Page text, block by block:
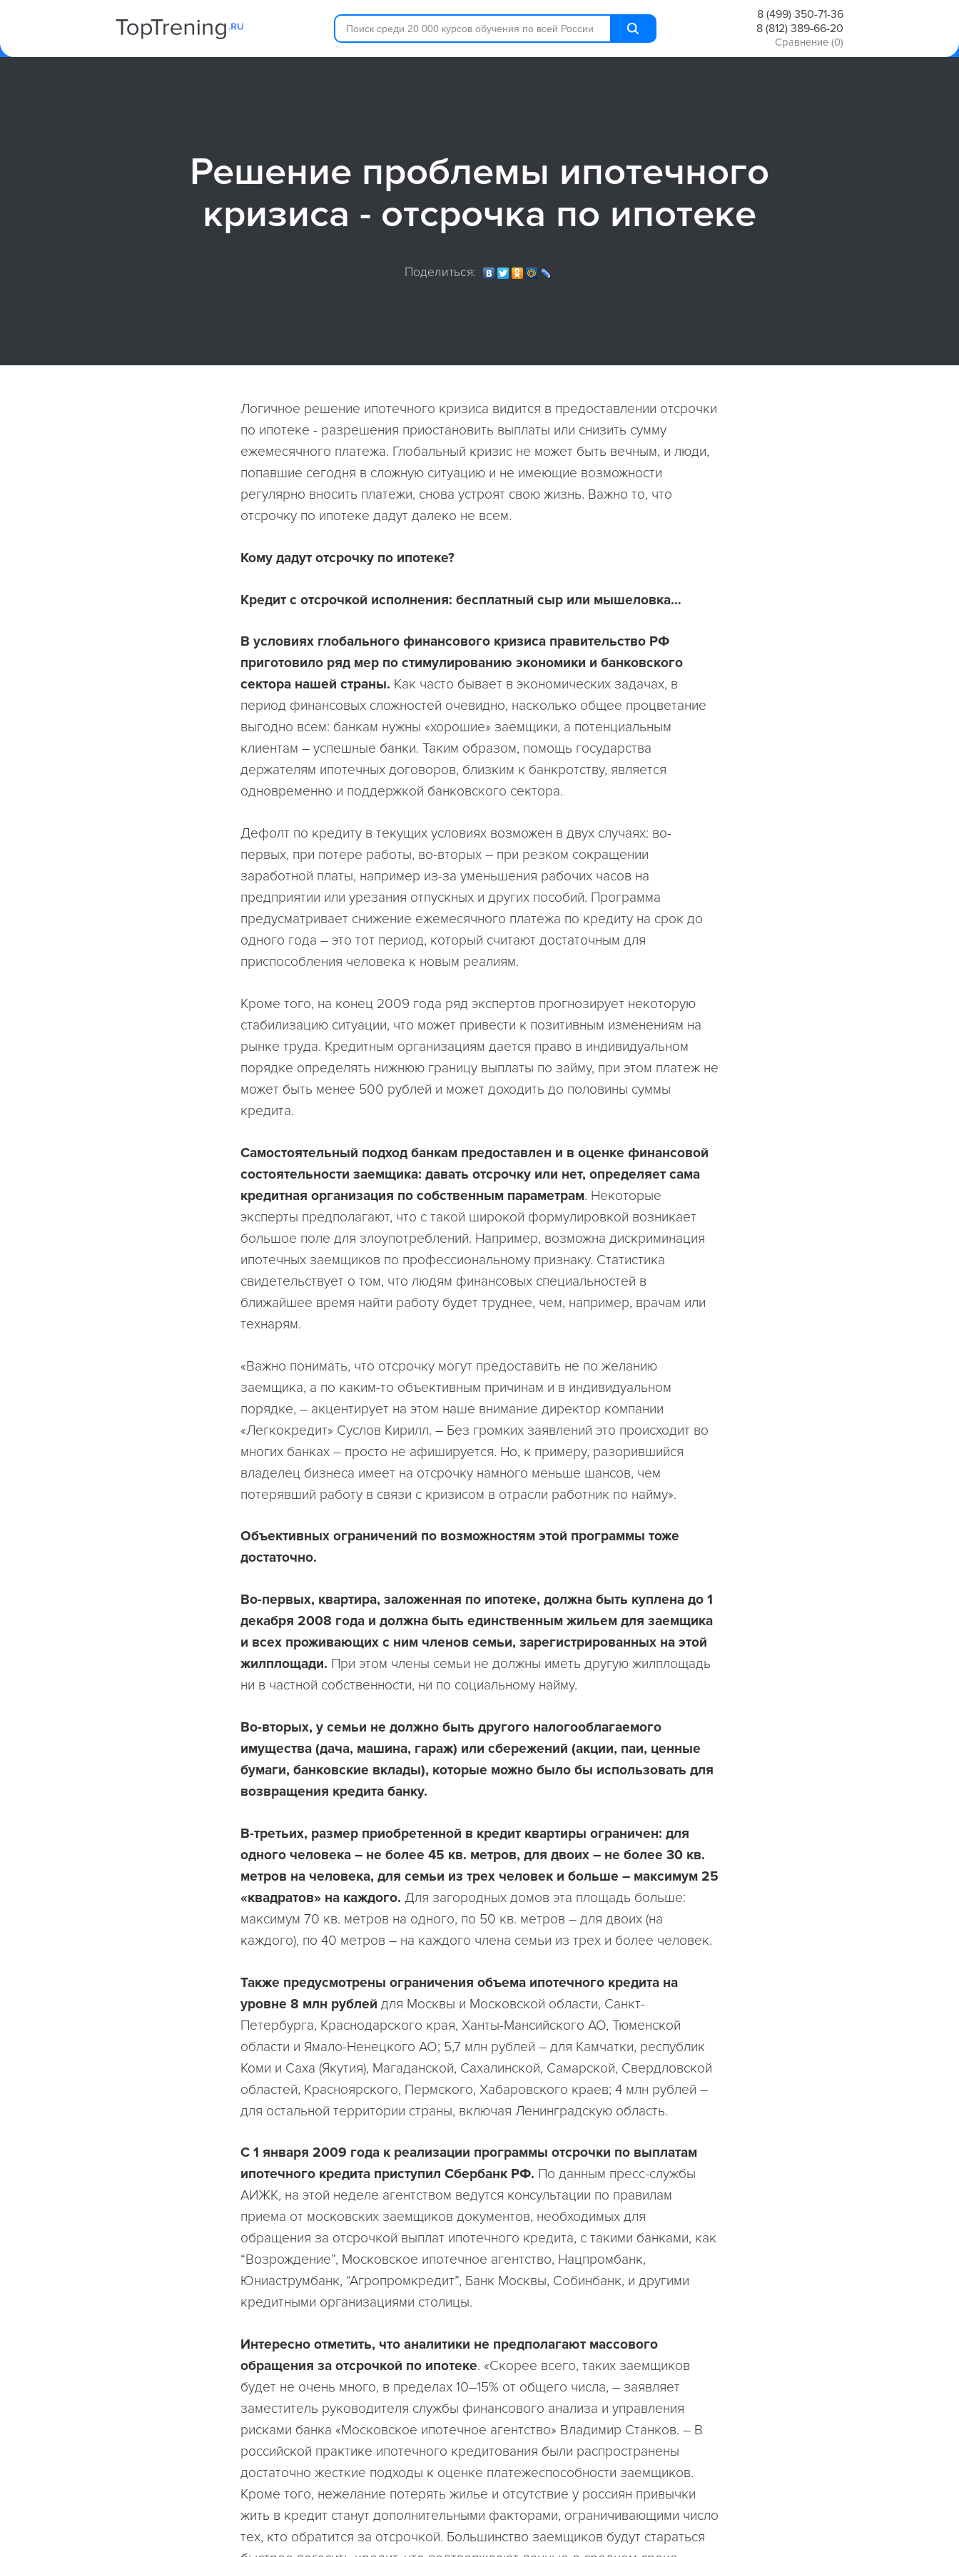
8 (499) 350-71-36
8 (812) 389-66-20
Сравнение (0)
Решение проблемы ипотечного
кризиса - отсрочка по ипотеке
Поделиться:
Логичное решение ипотечного кризиса видится в предоставлении отсрочки
по ипотеке - разрешения приостановить выплаты или снизить сумму
ежемесячного платежа. Глобальный кризис не может быть вечным, и люди,
попавшие сегодня в сложную ситуацию и не имеющие возможности
регулярно вносить платежи, снова устроят свою жизнь. Важно то, что
отсрочку по ипотеке дадут далеко не всем.
Кому дадут отсрочку по ипотеке?
Кредит с отсрочкой исполнения: бесплатный сыр или мышеловка…
В условиях глобального финансового кризиса правительство РФ
приготовило ряд мер по стимулированию экономики и банковского
сектора нашей страны. Как часто бывает в экономических задачах, в
период финансовых сложностей очевидно, насколько общее процветание
выгодно всем: банкам нужны «хорошие» заемщики, а потенциальным
клиентам – успешные банки. Таким образом, помощь государства
держателям ипотечных договоров, близким к банкротству, является
одновременно и поддержкой банковского сектора.
Дефолт по кредиту в текущих условиях возможен в двух случаях: во-
первых, при потере работы, во-вторых – при резком сокращении
заработной платы, например из-за уменьшения рабочих часов на
предприятии или урезания отпускных и других пособий. Программа
предусматривает снижение ежемесячного платежа по кредиту на срок до
одного года – это тот период, который считают достаточным для
приспособления человека к новым реалиям.
Кроме того, на конец 2009 года ряд экспертов прогнозирует некоторую
стабилизацию ситуации, что может привести к позитивным изменениям на
рынке труда. Кредитным организациям дается право в индивидуальном
порядке определять нижнюю границу выплаты по займу, при этом платеж не
может быть менее 500 рублей и может доходить до половины суммы
кредита.
Самостоятельный подход банкам предоставлен и в оценке финансовой
состоятельности заемщика: давать отсрочку или нет, определяет сама
кредитная организация по собственным параметрам. Некоторые
эксперты предполагают, что с такой широкой формулировкой возникает
большое поле для злоупотреблений. Например, возможна дискриминация
ипотечных заемщиков по профессиональному признаку. Статистика
свидетельствует о том, что людям финансовых специальностей в
ближайшее время найти работу будет труднее, чем, например, врачам или
технарям.
«Важно понимать, что отсрочку могут предоставить не по желанию
заемщика, а по каким-то объективным причинам и в индивидуальном
порядке, – акцентирует на этом наше внимание директор компании
«Легкокредит» Суслов Кирилл. – Без громких заявлений это происходит во
многих банках – просто не афишируется. Но, к примеру, разорившийся
владелец бизнеса имеет на отсрочку намного меньше шансов, чем
потерявший работу в связи с кризисом в отрасли работник по найму».
Объективных ограничений по возможностям этой программы тоже
достаточно.
Во-первых, квартира, заложенная по ипотеке, должна быть куплена до 1
декабря 2008 года и должна быть единственным жильем для заемщика
и всех проживающих с ним членов семьи, зарегистрированных на этой
жилплощади. При этом члены семьи не должны иметь другую жилплощадь
ни в частной собственности, ни по социальному найму.
Во-вторых, у семьи не должно быть другого налогооблагаемого
имущества (дача, машина, гараж) или сбережений (акции, паи, ценные
бумаги, банковские вклады), которые можно было бы использовать для
возвращения кредита банку.
В-третьих, размер приобретенной в кредит квартиры ограничен: для
одного человека – не более 45 кв. метров, для двоих – не более 30 кв.
метров на человека, для семьи из трех человек и больше – максимум 25
«квадратов» на каждого. Для загородных домов эта площадь больше:
максимум 70 кв. метров на одного, по 50 кв. метров – для двоих (на
каждого), по 40 метров – на каждого члена семьи из трех и более человек.
Также предусмотрены ограничения объема ипотечного кредита на
уровне 8 млн рублей для Москвы и Московской области, Санкт-
Петербурга, Краснодарского края, Ханты-Мансийского АО, Тюменской
области и Ямало-Ненецкого АО; 5,7 млн рублей – для Камчатки, республик
Коми и Саха (Якутия), Магаданской, Сахалинской, Самарской, Свердловской
областей, Красноярского, Пермского, Хабаровского краев; 4 млн рублей –
для остальной территории страны, включая Ленинградскую область.
С 1 января 2009 года к реализации программы отсрочки по выплатам
ипотечного кредита приступил Сбербанк РФ. По данным пресс-службы
АИЖК, на этой неделе агентством ведутся консультации по правилам
приема от московских заемщиков документов, необходимых для
обращения за отсрочкой выплат ипотечного кредита, с такими банками, как
“Возрождение”, Московское ипотечное агентство, Нацпромбанк,
Юниаструмбанк, “Агропромкредит”, Банк Москвы, Собинбанк, и другими
кредитными организациями столицы.
Интересно отметить, что аналитики не предполагают массового
обращения за отсрочкой по ипотеке. «Скорее всего, таких заемщиков
будет не очень много, в пределах 10–15% от общего числа, – заявляет
заместитель руководителя службы финансового анализа и управления
рисками банка «Московское ипотечное агентство» Владимир Станков. – В
российской практике ипотечного кредитования были распространены
достаточно жесткие подходы к оценке платежеспособности заемщиков.
Кроме того, нежелание потерять жилье и отсутствие у россиян привычки
жить в кредит станут дополнительными факторами, ограничивающими число
тех, кто обратится за отсрочкой. Большинство заемщиков будут стараться